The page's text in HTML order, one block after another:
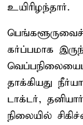
உயிரிழந்தார்.
கர்ப்பமாக
தாக்கியது
டாக்டர்,
நிலையில்